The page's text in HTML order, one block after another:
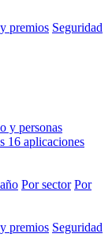
premios Seguridad
y personas
16 aplicaciones
Por sector Por
premios Seguridad